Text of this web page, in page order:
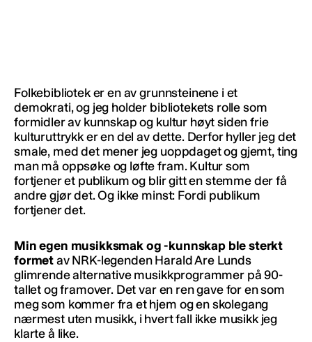
Folkebibliotek er en av grunnsteinene i et
demokrati, og jeg holder bibliotekets rolle som
formidler av kunnskap og kultur høyt siden frie
kulturuttrykk er en del av dette. Derfor hyller jeg det
smale, med det mener jeg uoppdaget og gjemt, ting
man må oppsøke og løfte fram. Kultur som
fortjener et publikum og blir gitt en stemme der få
andre gjør det. Og ikke minst: Fordi publikum
fortjener det.
Min egen musikksmak og -kunnskap ble sterkt
formetav NRK-legenden Harald Are Lunds
glimrende alternative musikkprogrammer på 90-
tallet og framover. Det var en ren gave for en som
meg som kommer fra et hjem og en skolegang
nærmest uten musikk, i hvert fall ikke musikk jeg
klarte å like.